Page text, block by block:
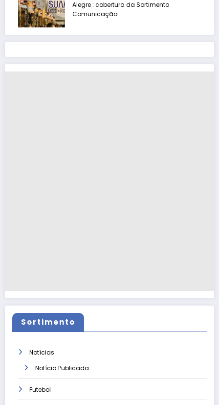
Alegre : cobertura da Sortimento
Comunicação
Sortimento
Notícias
Notícia Publicada
Futebol